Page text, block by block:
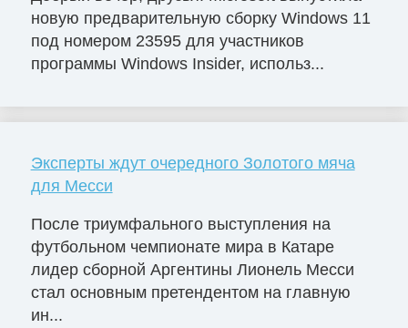
новую предварительную сборку Windows 11
под номером 23595 для участников
программы Windows Insider, использ...
Эксперты ждут очередного Золотого мяча
для Месси
После триумфального выступления на
футбольном чемпионате мира в Катаре
лидер сборной Аргентины Лионель Месси
стал основным претендентом на главную
ин...